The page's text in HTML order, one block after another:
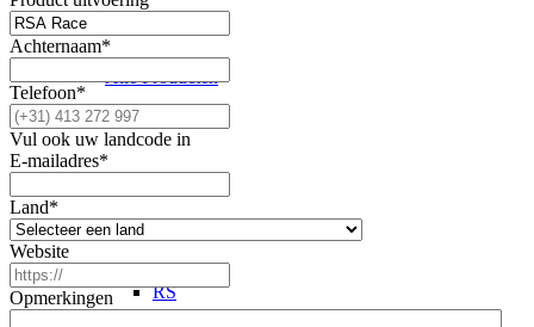
Alle Producten
RS
Achternaam*
Telefoon*
Vul ook uw landcode in
E-mailadres*
Land*
Website
Opmerkingen